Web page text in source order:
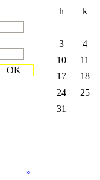
OK
»
h
k
3
4
10
11
17
18
24
25
31